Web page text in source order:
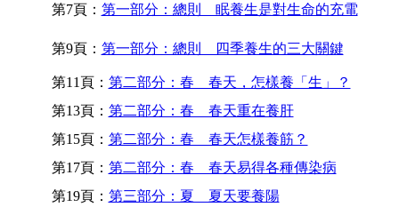
第7頁： 第一部分：總則 眠養生是對生命的充電
第9頁： 第一部分：總則 四季養生的三大關鍵
第11頁： 第二部分：春 春天，怎樣養「生」？
第13頁： 第二部分：春 春天重在養肝
第15頁： 第二部分：春 春天怎樣養筋？
第17頁： 第二部分：春 春天易得各種傳染病
第19頁： 第三部分：夏 夏天要養陽